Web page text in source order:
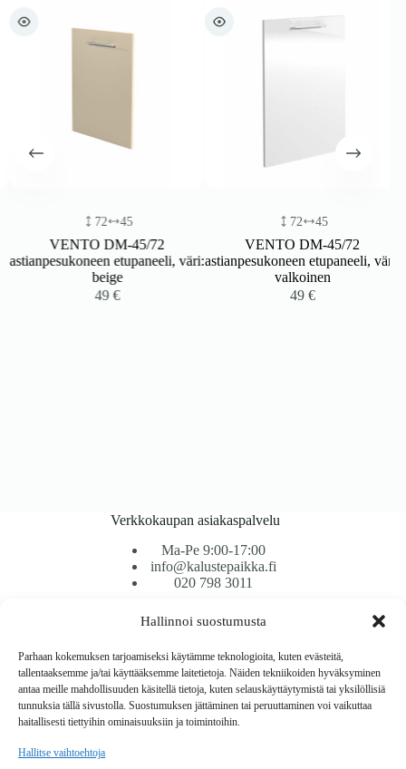
Hallinnoi suostumusta
Parhaan kokemuksen tarjoamiseksi käytämme teknologioita, kuten evästeitä,
tallentaaksemme ja/tai käyttääksemme laitetietoja. Näiden tekniikoiden hyväksyminen
antaa meille mahdollisuuden käsitellä tietoja, kuten selauskäyttäytymistä tai yksilöllisiä
tunnuksia tällä sivustolla. Suostumuksen jättäminen tai peruuttaminen voi vaikuttaa
haitallisesti tiettyihin ominaisuuksiin ja toimintoihin.
Hallitse vaihtoehtoja
72 45
VENTO DM-45/72
astianpesukoneen etupaneeli, väri:
beige
49€
72 45
VENTO DM-45/72
astianpesukoneen etupaneeli, väri:
valkoinen
49€
Verkkokaupan asiakaspalvelu
Ma-Pe 9:00-17:00
info@kalustepaikka.fi
020 798 3011
Tavarantoimitus / Maksutavat
Toimitustavat
Maksutavat
Vaihto ja palautus
Reklamaatiot